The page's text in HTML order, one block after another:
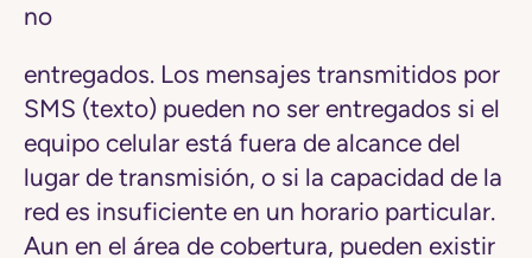
no
entregados. Los mensajes transmitidos por
SMS (texto) pueden no ser entregados si el
equipo celular está fuera de alcance del
lugar de transmisión, o si la capacidad de la
red es insuficiente en un horario particular.
Aun en el área de cobertura, pueden existir